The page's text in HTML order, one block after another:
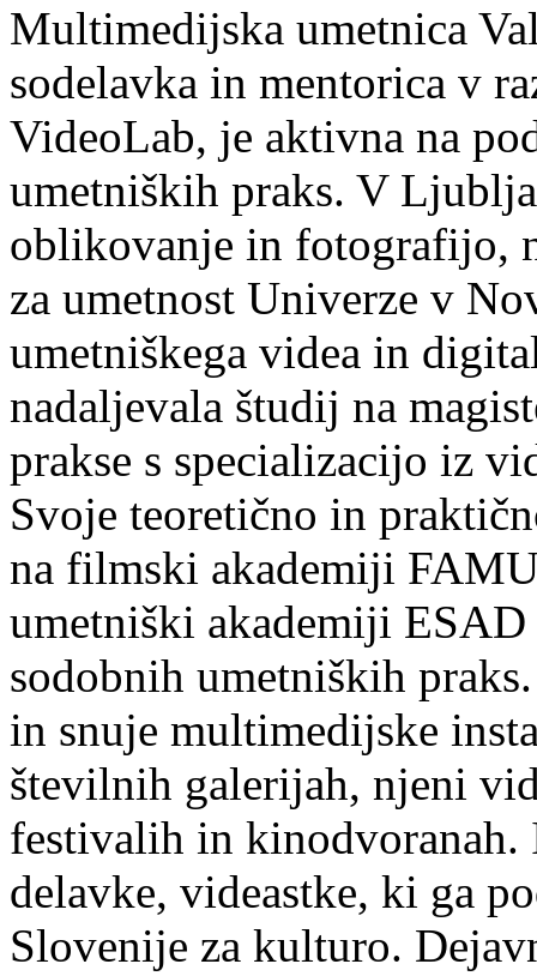
Multimedijska umetnica
sodelavka in mentorica v
VideoLab, je aktivna na
umetniških praks. V
oblikovanje in fotografijo,
za umetnost Univerze v
umetniškega videa in
nadaljevala študij na
prakse s specializacijo iz
Svoje teoretično in
na filmski akademiji
umetniški akademiji
sodobnih umetniških
in snuje multimedijske
številnih galerijah, njeni
festivalih in kinodvoranah.
delavke, videastke, ki ga
Slovenije za kulturo.